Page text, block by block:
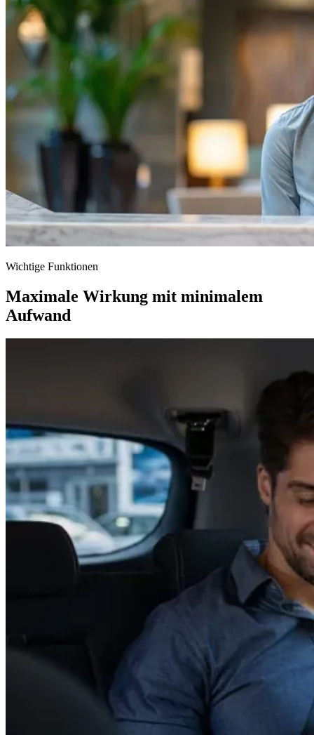
Wichtige Funktionen
Maximale Wirkung mit minimalem
Aufwand